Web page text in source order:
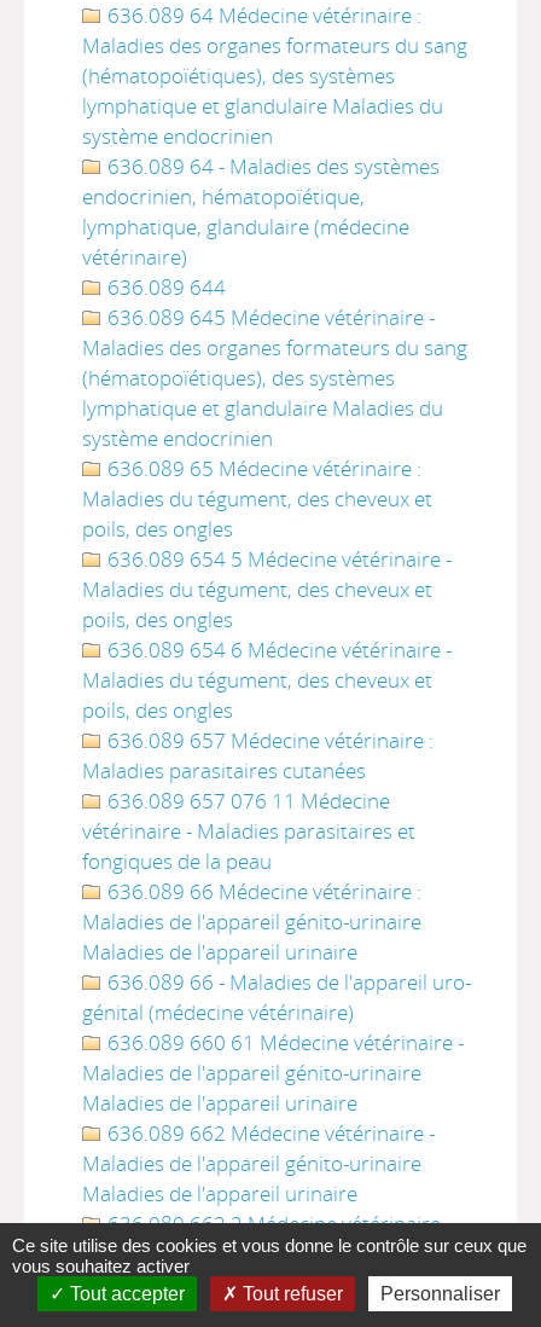
636.089 64 Médecine vétérinaire :
Maladies des organes formateurs du sang
(hématopoïétiques), des systèmes
lymphatique et glandulaire Maladies du
système endocrinien
636.089 64 - Maladies des systèmes
endocrinien, hématopoïétique,
lymphatique, glandulaire (médecine
vétérinaire)
636.089 644
636.089 645 Médecine vétérinaire -
Maladies des organes formateurs du sang
(hématopoïétiques), des systèmes
lymphatique et glandulaire Maladies du
système endocrinien
636.089 65 Médecine vétérinaire :
Maladies du tégument, des cheveux et
poils, des ongles
636.089 654 5 Médecine vétérinaire -
Maladies du tégument, des cheveux et
poils, des ongles
636.089 654 6 Médecine vétérinaire -
Maladies du tégument, des cheveux et
poils, des ongles
636.089 657 Médecine vétérinaire :
Maladies parasitaires cutanées
636.089 657 076 11 Médecine
vétérinaire - Maladies parasitaires et
fongiques de la peau
636.089 66 Médecine vétérinaire :
Maladies de l'appareil génito-urinaire
Maladies de l'appareil urinaire
636.089 66 - Maladies de l'appareil uro-
génital (médecine vétérinaire)
636.089 660 61 Médecine vétérinaire -
Maladies de l'appareil génito-urinaire
Maladies de l'appareil urinaire
636.089 662 Médecine vétérinaire -
Maladies de l'appareil génito-urinaire
Maladies de l'appareil urinaire
636.089 662 2 Médecine vétérinaire -
Maladies de l'appareil génito-urinaire
Maladies de l'appareil urinaire
636.089 665 Médecine vétérinaire -
Ce site utilise des cookies et vous donne le contrôle sur ceux que
vous souhaitez activer
Tout accepter
Tout refuser Personnaliser